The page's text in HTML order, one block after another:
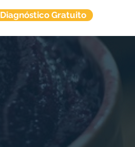
Diagnóstico Gratuito